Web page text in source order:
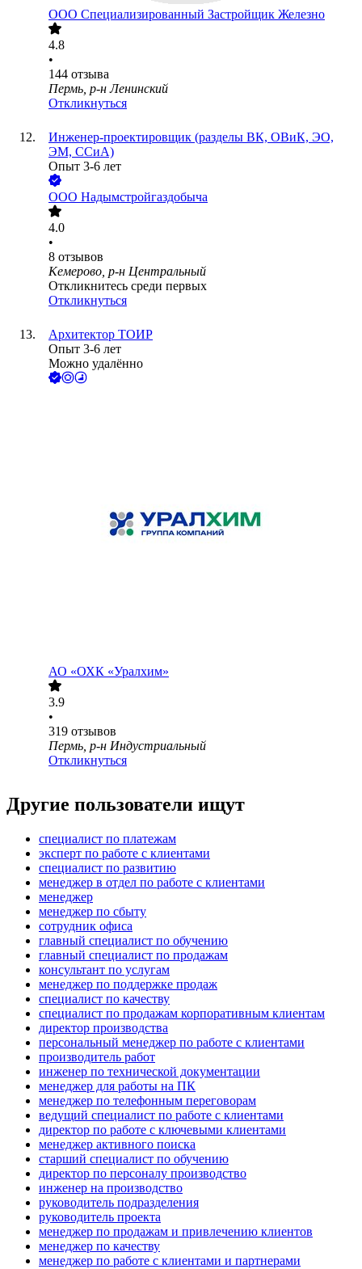
ООО Специализированный Застройщик Железно
4.8
•
144 отзыва
Пермь, р-н Ленинский
Откликнуться
Инженер-проектировщик (разделы ВК, ОВиК, ЭО,
ЭМ, ССиА)
Опыт 3-6 лет
ООО Надымстройгаздобыча
4.0
•
8 отзывов
Кемерово, р-н Центральный
Откликнитесь среди первых
Откликнуться
Архитектор ТОИР
Опыт 3-6 лет
Можно удалённо
АО «ОХК «Уралхим»
3.9
•
319 отзывов
Пермь, р-н Индустриальный
Откликнуться
Другие пользователи ищут
специалист по платежам
эксперт по работе с клиентами
специалист по развитию
менеджер в отдел по работе с клиентами
менеджер
менеджер по сбыту
сотрудник офиса
главный специалист по обучению
главный специалист по продажам
консультант по услугам
менеджер по поддержке продаж
специалист по качеству
специалист по продажам корпоративным клиентам
директор производства
персональный менеджер по работе с клиентами
производитель работ
инженер по технической документации
менеджер для работы на ПК
менеджер по телефонным переговорам
ведущий специалист по работе с клиентами
директор по работе с ключевыми клиентами
менеджер активного поиска
старший специалист по обучению
директор по персоналу производство
инженер на производство
руководитель подразделения
руководитель проекта
менеджер по продажам и привлечению клиентов
менеджер по качеству
менеджер по работе с клиентами и партнерами